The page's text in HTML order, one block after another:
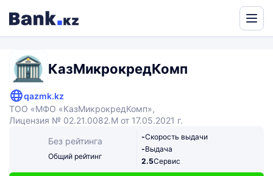
КазМикрокредКомп
qazmk.kz
ТОО «МФО «КазМикрокредКомп»,
Лицензия № 02.21.0082.М от 17.05.2021 г.
Без рейтинга
Общий рейтинг
-Скорость выдачи
-Выдача
2.5Сервис